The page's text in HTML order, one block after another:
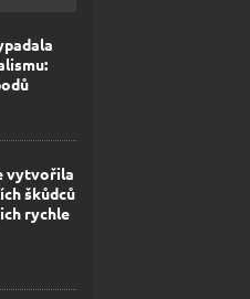
vytvořila
škůdců
rychle